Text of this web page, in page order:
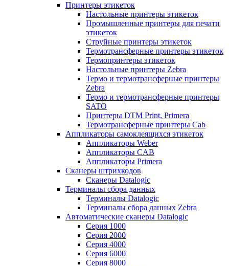
Принтеры этикеток
Настольные принтеры этикеток
Промышленные принтеры для печати
этикеток
Струйные принтеры этикеток
Термотрансферные принтеры этикеток
Термопринтеры этикеток
Настольные принтеры Zebra
Термо и термотрансферные принтеры
Zebra
Термо и термотрансферные принтеры
SATO
Принтеры DTM Print, Primera
Термотрансферные принтеры Cab
Аппликаторы самоклеящихся этикеток
Аппликаторы Weber
Аппликаторы CAB
Аппликаторы Primera
Сканеры штрихкодов
Сканеры Datalogic
Терминалы сбора данных
Терминалы Datalogic
Терминалы сбора данных Zebra
Автоматические сканеры Datalogic
Серия 1000
Серия 2000
Серия 4000
Серия 6000
Серия 8000